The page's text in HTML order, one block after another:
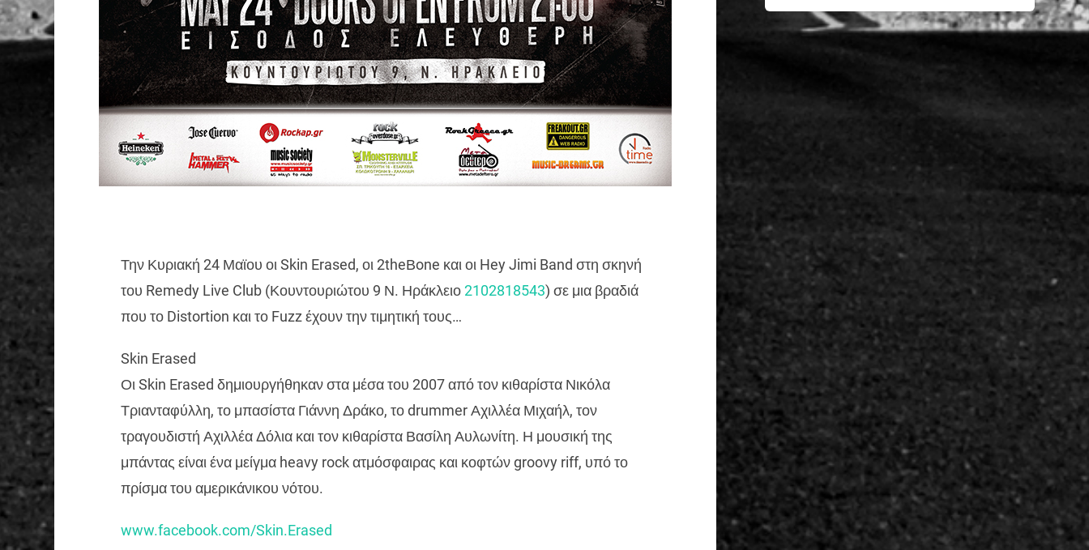
Την Κυριακή 24 Μαϊου οι Skin Erased, οι 2theΒone και οι Hey Jimi Band στη σκηνή
του Remedy Live Club (Κουντουριώτου 9 Ν. Ηράκλειο2102818543) σε μια βραδιά
που το Distortion και το Fuzz έχουν την τιμητική τους…
Skin Erased
Οι Skin Erased δημιουργήθηκαν στα μέσα του 2007 από τον κιθαρίστα Νικόλα
Τριανταφύλλη, το μπασίστα Γιάννη Δράκο, το drummer Αχιλλέα Μιχαήλ, τον
τραγουδιστή Αχιλλέα Δόλια και τον κιθαρίστα Βασίλη Αυλωνίτη. Η μουσική της
μπάντας είναι ένα μείγμα heavy rock ατμόσφαιρας και κοφτών groovy riff, υπό το
πρίσμα του αμερικάνικου νότου.
www.facebook.com/Skin.Erased